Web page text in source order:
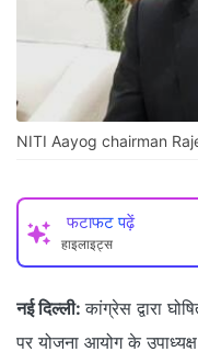
NITI Aayog chairman
फटाफट पढ़ें
हाइलाइट्स
नई दिल्ली: कांग्रेस द्वारा
पर योजना आयोग के